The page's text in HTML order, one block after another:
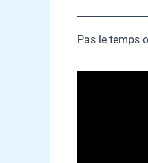
Pas le temps